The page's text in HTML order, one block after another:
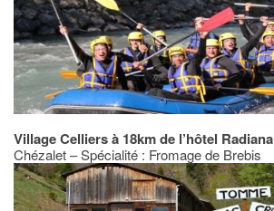
Village Celliers à 18km de l’hôtel Radiana
Chézalet – Spécialité : Fromage de Brebis